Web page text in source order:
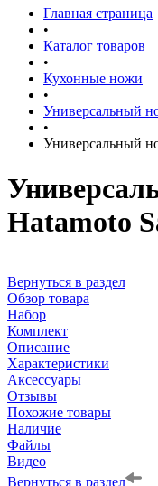
Главная страница
•
Каталог товаров
•
Кухонные ножи
•
Универсальный
•
Универсальный
Hatamoto
Вернуться в раздел
Обзор товара
Набор
Комплект
Описание
Характеристики
Аксессуары
Отзывы
Похожие товары
Наличие
Файлы
Видео
Вернуться в раздел